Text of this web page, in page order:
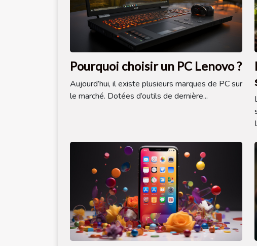
Pourquoi choisir un PC Lenovo ?
Aujourd’hui, il existe plusieurs marques de PC sur
le marché. Dotées d’outils de dernière...